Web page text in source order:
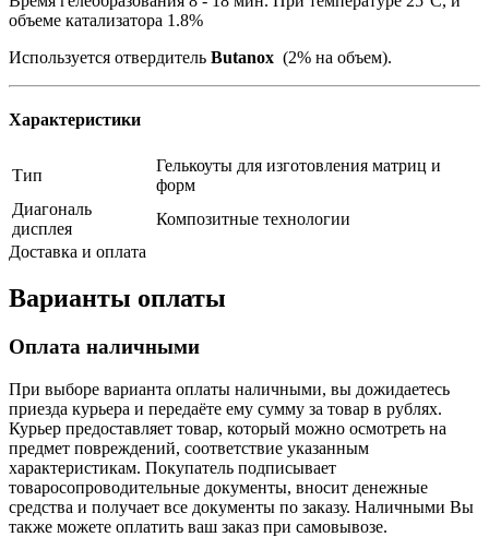
объеме катализатора 1.8%
Используется отвердитель Butanox (2% на объем).
Характеристики
Тип
Гелькоуты для изготовления матриц и
форм
Диагональ
дисплея
Композитные технологии
Доставка и оплата
Варианты оплаты
Оплата наличными
При выборе варианта оплаты наличными, вы дожидаетесь
приезда курьера и передаёте ему сумму за товар в рублях.
Курьер предоставляет товар, который можно осмотреть на
предмет повреждений, соответствие указанным
характеристикам. Покупатель подписывает
товаросопроводительные документы, вносит денежные
средства и получает все документы по заказу. Наличными Вы
также можете оплатить ваш заказ при самовывозе.